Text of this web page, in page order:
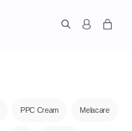
PPC Cream Melacare